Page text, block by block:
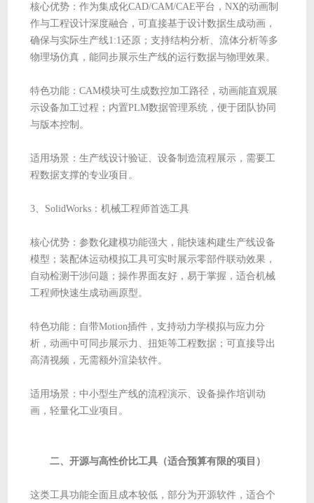
核心优势：作为集成化CAD/CAM/CAE平台，NX的动画制
作与工程设计深度融合，可直接基于设计数据生成动画，
确保与实际生产线1:1还原；支持结构分析、流体分析等多
物理场仿真，能同步展示生产线的运行数据与物理效果。
特色功能：CAM模块可生成数控加工路径，动画能直观展
示设备加工过程；内置PLM数据管理系统，便于团队协同
与版本控制。
适用场景：生产线设计验证、设备制造流程展示，需要工
程数据支撑的专业项目。
3、SolidWorks：机械工程师首选工具
核心优势：参数化建模功能强大，能快速构建生产线设备
模型；装配体运动模拟工具可实时展示零部件联动效果，
自动检测干涉问题；操作界面友好，易于掌握，适合机械
工程师快速生成动画原型。
特色功能：自带Motion插件，支持动力学模拟与应力分
析，动画中可同步展示力、扭矩等工程数据；可直接导出
高清视频，无需额外渲染软件。
适用场景：中小型生产线的流程演示、设备操作培训动
画，轻量化工业项目。
二、开源与高性价比工具（适合预算有限的项目）
这类工具功能全面且成本较低，部分为开源软件，适合个